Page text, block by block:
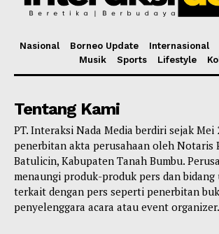
Nasional Borneo Update Internasional
Musik
Sports Lifestyle
Tentang Kami
PT. Interaksi Nada Media berdiri sejak Mei
penerbitan akta perusahaan oleh Notaris
Batulicin, Kabupaten Tanah Bumbu.
menaungi produk-produk pers dan bidang
terkait dengan pers seperti penerbitan
penyelenggara acara atau event organizer.